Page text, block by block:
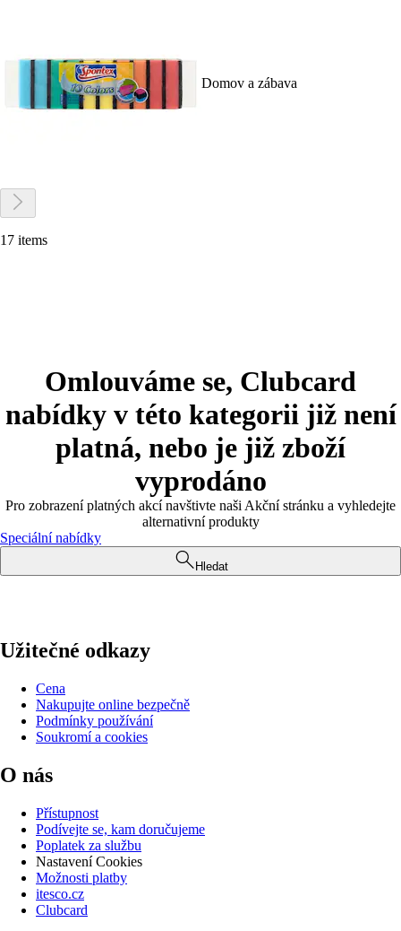
Domov a zábava
17 items
Omlouváme se, Clubcard
nabídky v této kategorii již není
platná, nebo je již zboží
vyprodáno
Pro zobrazení platných akcí navštivte naši Akční stránku a vyhledejte
alternativní produkty
Speciální nabídky
Hledat
Užitečné odkazy
Cena
Nakupujte online bezpečně
Podmínky používání
Soukromí a cookies
O nás
Přístupnost
Podívejte se, kam doručujeme
Poplatek za službu
Nastavení Cookies
Možnosti platby
itesco.cz
Clubcard